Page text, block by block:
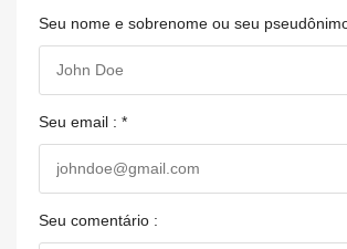
Seu nome e sobrenome ou seu
Seu email : *
Seu comentário :